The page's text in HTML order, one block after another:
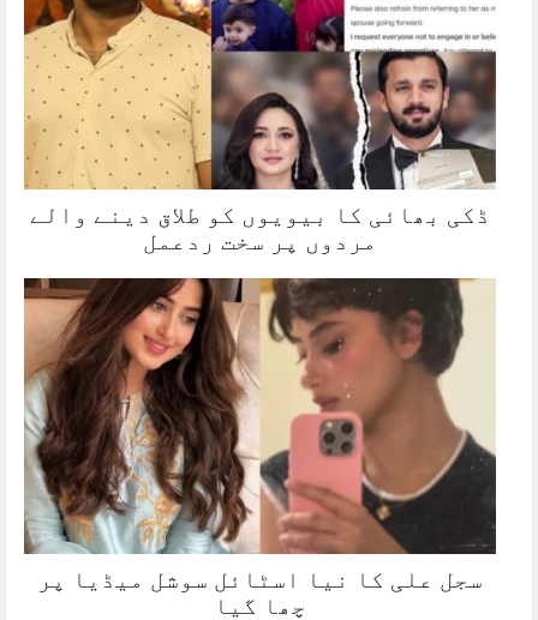
ڈکی بھائی کا بیویوں کو طلاق دینے والے
مردوں پر سخت ردعمل
سجل علی کا نیا اسٹائل سوشل میڈیا پر
چھا گیا